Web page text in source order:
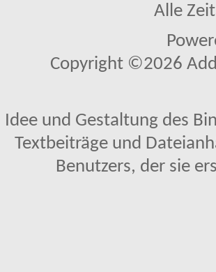
Alle
Copyright ©2026
Idee und Gestaltung des
Textbeiträge und
Benutzers, der sie